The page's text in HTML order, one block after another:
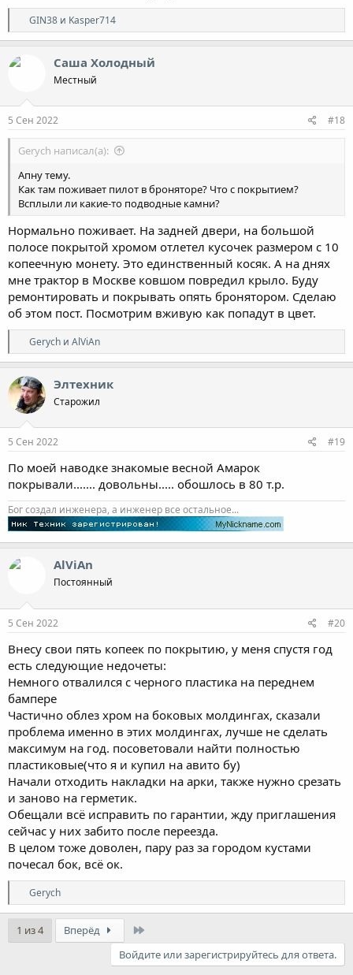
Р
е
а
:
GIN38 и Kasper714
Саша Холодный
Местный
5 Сен 2022 #18
Gerych написал(а):
Апну тему.
Как там поживает пилот в броняторе? Что с покрытием?
Всплыли ли какие-то подводные камни?
Нормально поживает. На задней двери, на большой
полосе покрытой хромом отлетел кусочек размером с 10
копеечную монету. Это единственный косяк. А на днях
мне трактор в Москве ковшом повредил крыло. Буду
ремонтировать и покрывать опять бронятором. Сделаю
об этом пост. Посмотрим вживую как попадут в цвет.
Р
е
а
к
ц
и
и
:
Gerych и AlViAn
Элтехник
Старожил
5 Сен 2022 #19
По моей наводке знакомые весной Амарок
покрывали....... довольны..... обошлось в 80 т.р.
Бог создал инженера, а инженер все остальное...
AlViAn
Постоянный
5 Сен 2022 #20
Внесу свои пять копеек по покрытию, у меня спустя год
есть следующие недочеты:
Немного отвалился с черного пластика на переднем
бампере
Частично облез хром на боковых молдингах, сказали
проблема именно в этих молдингах, лучше не сделать
максимум на год. посоветовали найти полностью
пластиковые(что я и купил на авито бу)
Начали отходить накладки на арки, также нужно срезать
и заново на герметик.
Обещали всё исправить по гарантии, жду приглашения
сейчас у них забито после переезда.
В целом тоже доволен, пару раз за городом кустами
почесал бок, всё ок.
Р
е
а
к
ц
Gerych
1 из 4 Вперёд
Войдите или зарегистрируйтесь для ответа.